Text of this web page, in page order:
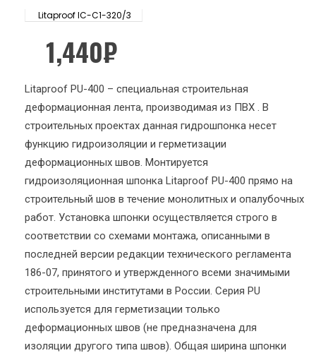
Litaproof IC-C1-320/3
1,440₽
Litaproof PU-400 – специальная строительная
деформационная лента, производимая из ПВХ . В
строительных проектах данная гидрошпонка несет
функцию гидроизоляции и герметизации
деформационных швов. Монтируется
гидроизоляционная шпонка Litaproof PU-400 прямо на
строительный шов в течение монолитных и опалубочных
работ. Установка шпонки осуществляется строго в
соответствии со схемами монтажа, описанными в
последней версии редакции технического регламента
186-07, принятого и утвержденного всеми значимыми
строительными институтами в России. Серия PU
используется для герметизации только
деформационных швов (не предназначена для
изоляции другого типа швов). Общая ширина шпонки